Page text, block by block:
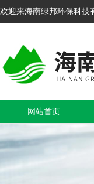
欢迎来海南绿邦环保科技
网站首页